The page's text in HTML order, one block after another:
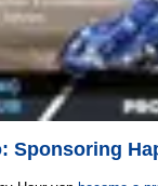
Sponsoring